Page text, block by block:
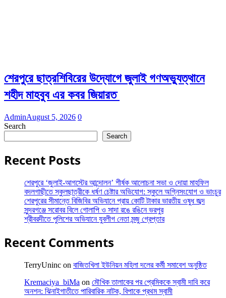
শেরপুরে ছাত্রশিবিরের উদ্যোগে জুলাই গণঅভ্যুত্থানে
শহীদ মাহবুব এর কবর জিয়ারত
AdminAugust 5, 2026 0
Search
Search
Recent Posts
শেরপুরে ‘জুলাই-আগস্টের আন্দোলন’ শীর্ষক আলোচনা সভা ও দোয়া মাহফিল
বদলগাছীতে স্কুলছাত্রীকে ধর্ষণ চেষ্টার অভিযোগ: স্কুলে অগ্নিসংযোগ ও ভাংচুর
শেরপুরের সীমান্তে বিজিবির অভিযানে প্রায় কোটি টাকার ভারতীয় ওষুধ জব্দ
সুন্দরগঞ্জে সরোবর বিলে গোলাপি ও সাদা রঙে রঙিনে ভরপুর
শ্রীবরদীতে পুলিশের অভিযানে যুবলীগ নেতা মন্জু গ্রেপ্তার
Recent Comments
TerryUninc on বাজিতখিলা ইউনিয়ন মহিলা দলের কর্মী সমাবেশ অনুষ্ঠিত
Kremaciya_biMa on মৌখিক তালাকের পর প্রেমিককে স্বামী দাবি করে
অনশন: ঝিনাইগাতীতে পারিবারিক নাটক, বিপাকে প্রথম স্বামী